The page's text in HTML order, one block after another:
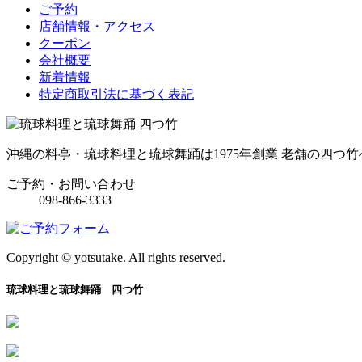
ご予約
店舗情報・アクセス
クーポン
会社概要
新着情報
特定商取引法に基づく表記
沖縄の料亭・琉球料理と琉球舞踊は1975年創業 老舗の四つ竹
ご予約・お問い合わせ
098-866-3333
Copyright © yotsutake. All rights reserved.
琉球料理と琉球舞踊 四つ竹